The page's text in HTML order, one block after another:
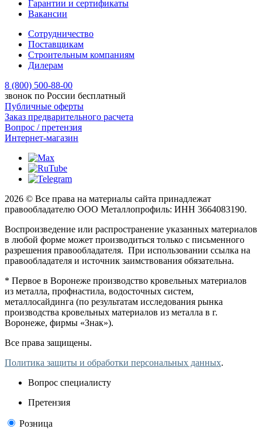
Гарантии и сертификаты
Вакансии
Сотрудничество
Поставщикам
Строительным компаниям
Дилерам
8 (800) 500-88-00
звонок по России бесплатный
Публичные оферты
Заказ предварительного расчета
Вопрос / претензия
Интернет-магазин
2026 © Все права на материалы сайта принадлежат
правообладателю ООО Металлопрофиль: ИНН 3664083190.
Воспроизведение или распространение указанных материалов
в любой форме может производиться только с письменного
разрешения правообладателя. При использовании ссылка на
правообладателя и источник заимствования обязательна.
* Первое в Воронеже производство кровельных материалов
из металла, профнастила, водосточных систем,
металлосайдинга (по результатам исследования рынка
производства кровельных материалов из металла в г.
Воронеже, фирмы «Знак»).
Все права защищены.
Политика защиты и обработки персональных данных.
Вопрос специалисту
Претензия
Розница